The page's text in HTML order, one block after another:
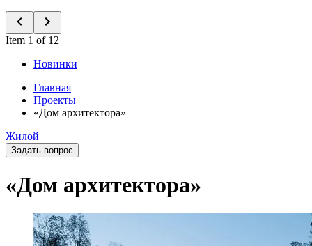
Item 1 of 12
Новинки
Главная
Проекты
«Дом архитектора»
Жилой
Задать вопрос
«Дом архитектора»